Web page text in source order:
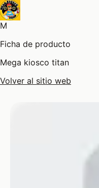
M
Ficha de producto
Mega kiosco titan
Volver al sitio web